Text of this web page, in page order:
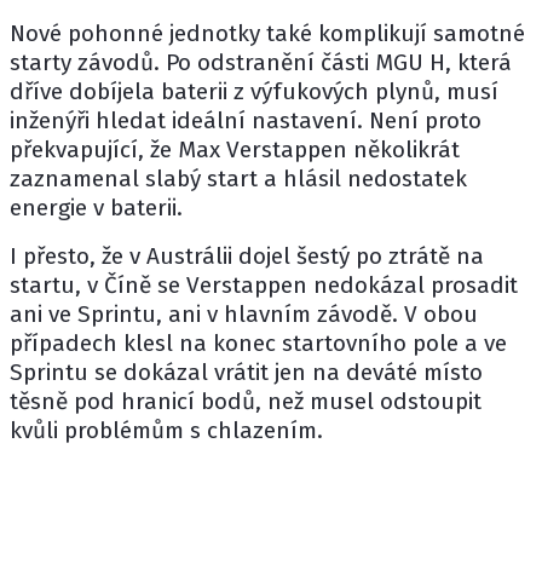
Nové pohonné jednotky také komplikují samotné
starty závodů. Po odstranění části MGU H, která
dříve dobíjela baterii z výfukových plynů, musí
inženýři hledat ideální nastavení. Není proto
překvapující, že Max Verstappen několikrát
zaznamenal slabý start a hlásil nedostatek
energie v baterii.
I přesto, že v Austrálii dojel šestý po ztrátě na
startu, v Číně se Verstappen nedokázal prosadit
ani ve Sprintu, ani v hlavním závodě. V obou
případech klesl na konec startovního pole a ve
Sprintu se dokázal vrátit jen na deváté místo
těsně pod hranicí bodů, než musel odstoupit
kvůli problémům s chlazením.